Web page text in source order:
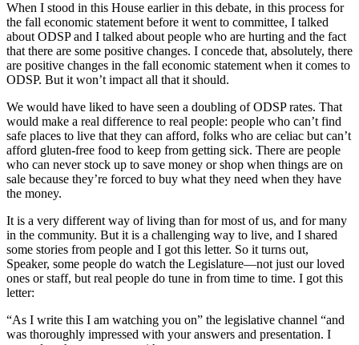
When I stood in this House earlier in this debate, in this process for
the fall economic statement before it went to committee, I talked
about ODSP and I talked about people who are hurting and the fact
that there are some positive changes. I concede that, absolutely, there
are positive changes in the fall economic statement when it comes to
ODSP. But it won’t impact all that it should.
We would have liked to have seen a doubling of ODSP rates. That
would make a real difference to real people: people who can’t find
safe places to live that they can afford, folks who are celiac but can’t
afford gluten-free food to keep from getting sick. There are people
who can never stock up to save money or shop when things are on
sale because they’re forced to buy what they need when they have
the money.
It is a very different way of living than for most of us, and for many
in the community. But it is a challenging way to live, and I shared
some stories from people and I got this letter. So it turns out,
Speaker, some people do watch the Legislature—not just our loved
ones or staff, but real people do tune in from time to time. I got this
letter:
“As I write this I am watching you on” the legislative channel “and
was thoroughly impressed with your answers and presentation. I